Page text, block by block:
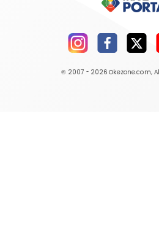
© 2007 - 2026 Okezone.com,